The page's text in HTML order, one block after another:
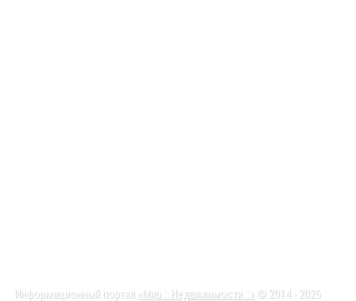
Информационный портал «Мир :: Недвижимости ::» © 2014 - 2026